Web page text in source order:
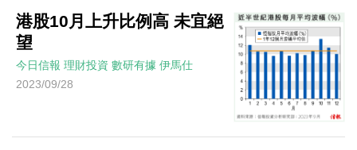
港股10月上升比例高 未宜絕
望
今日信報 理財投資 數研有據 伊馬仕
2023/09/28